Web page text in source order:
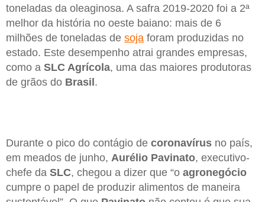
toneladas da oleaginosa. A safra 2019-2020 foi a 2ª
melhor da história no oeste baiano: mais de 6
milhões de toneladas de soja foram produzidas no
estado. Este desempenho atrai grandes empresas,
como a SLC Agrícola, uma das maiores produtoras
de grãos do Brasil.
Durante o pico do contágio de coronavírus no país,
em meados de junho, Aurélio Pavinato, executivo-
chefe da SLC, chegou a dizer que “o agronegócio
cumpre o papel de produzir alimentos de maneira